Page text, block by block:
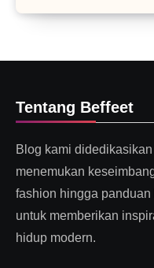
Tentang Beffeet
Blog kami
menemukan
fashion hingga
untuk memberikan
hidup modern.